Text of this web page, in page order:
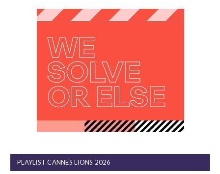
PLAYLIST CANNES LIONS 2026